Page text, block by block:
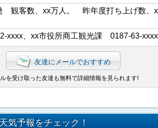
観客数、xx万人。 昨年度打ち上げ数
xxxx、xx市役所商工観光課 0187-63-xxxx
友達にメールでおすすめ
を受け取った友達も無料で詳細情報を見られます!
気予報をチェック！